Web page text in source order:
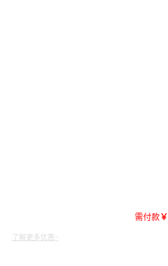
需付款￥
了解更多优惠~